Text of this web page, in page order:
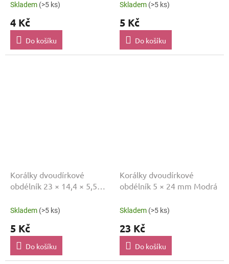
Skladem (>5 ks)
4 Kč
Do košíku
Skladem (>5 ks)
5 Kč
Do košíku
Korálky dvoudírkové
obdélník 23 × 14,4 × 5,5
Skladem (>5 ks)
5 Kč
Do košíku
Korálky dvoudírkové
obdélník 5 × 24 mm Modrá
Skladem (>5 ks)
23 Kč
Do košíku